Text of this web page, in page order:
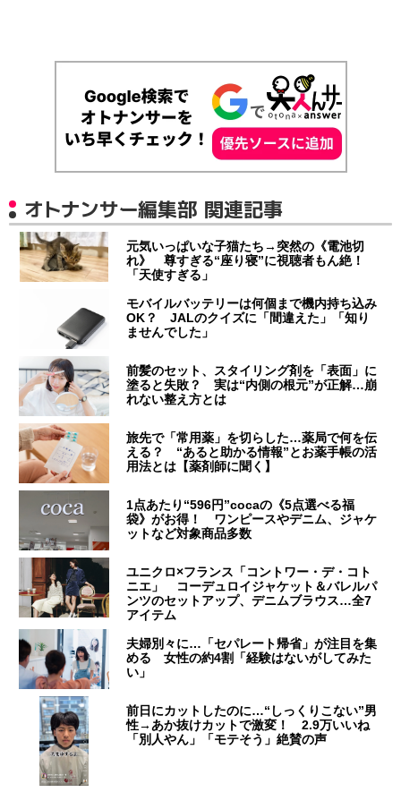
オトナンサー編集部 関連記事
元気いっぱいな子猫たち→突然の《電池切
れ》 尊すぎる“座り寝”に視聴者もん絶！
「天使すぎる」
モバイルバッテリーは何個まで機内持ち込み
OK？ JALのクイズに「間違えた」「知り
ませんでした」
前髪のセット、スタイリング剤を「表面」に
塗ると失敗？ 実は“内側の根元”が正解…崩
れない整え方とは
旅先で「常用薬」を切らした…薬局で何を伝
える？ “あると助かる情報”とお薬手帳の活
用法とは【薬剤師に聞く】
1点あたり“596円”cocaの《5点選べる福
袋》がお得！ ワンピースやデニム、ジャケ
ットなど対象商品多数
ユニクロ×フランス「コントワー・デ・コト
ニエ」 コーデュロイジャケット＆バレルパ
ンツのセットアップ、デニムブラウス…全7
アイテム
夫婦別々に…「セパレート帰省」が注目を集
める 女性の約4割「経験はないがしてみた
い」
前日にカットしたのに…“しっくりこない”男
性→あか抜けカットで激変！ 2.9万いいね
「別人やん」「モテそう」絶賛の声